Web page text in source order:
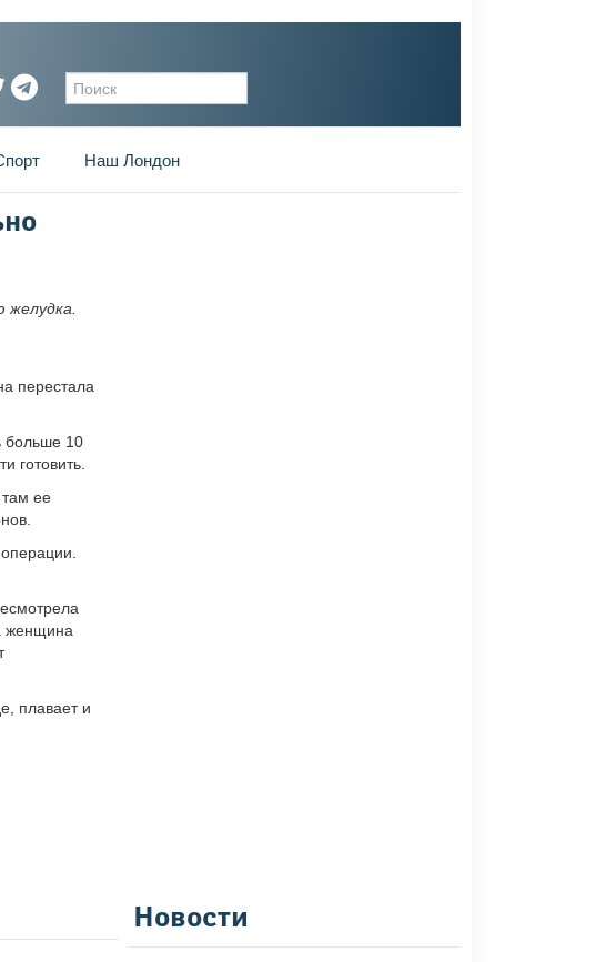
Форма поиска
Наш Лондон
перестала
больше 10
готовить.
ее
женщина
плавает и
Новости